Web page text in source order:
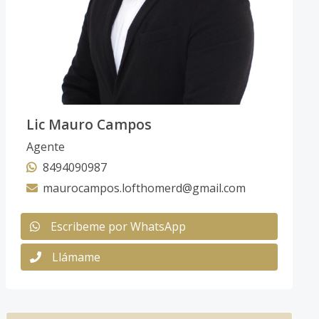
Lic Mauro Campos
Agente
8494090987
maurocampos.lofthomerd@gmail.com
Escribeme por WhatsApp
Llámame